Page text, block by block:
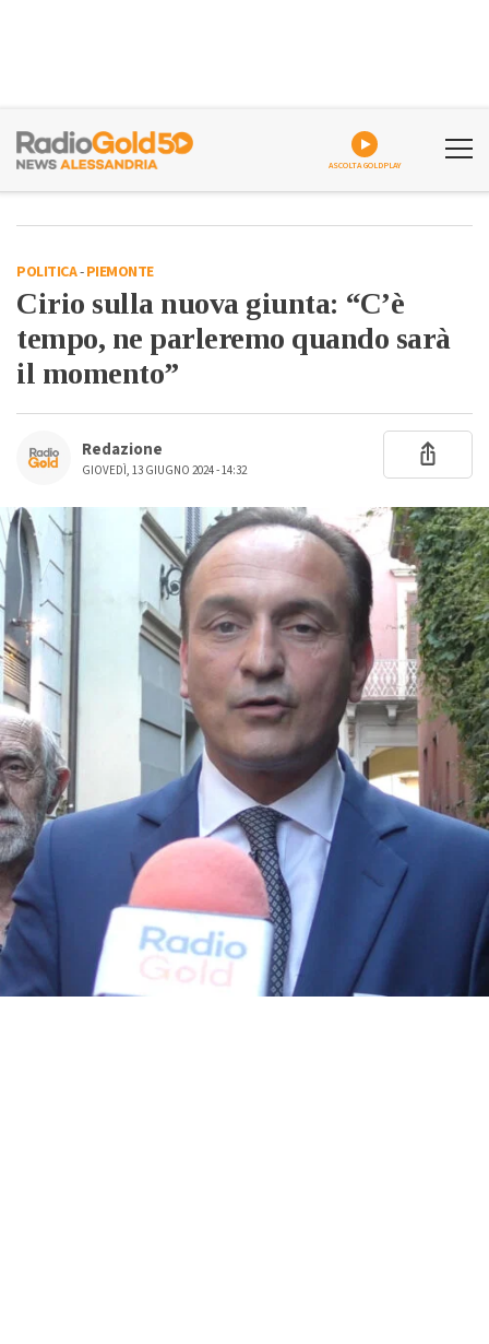
ASCOLTA GOLDPLAY
POLITICA-PIEMONTE
Cirio sulla nuova giunta: “C’è
tempo, ne parleremo quando sarà
il momento”
Redazione
GIOVEDÌ, 13 GIUGNO 2024 - 14:32